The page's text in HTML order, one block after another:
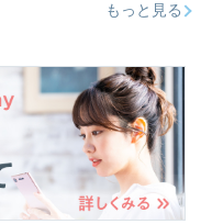
もっと見る